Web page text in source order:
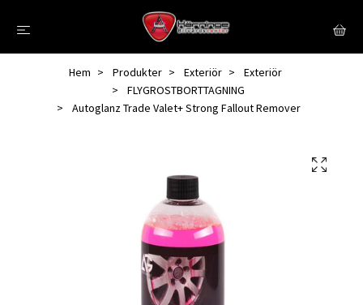
Hem Produkter Exteriör
Exteriör
FLYGROSTBORTTAGNING
Autoglanz Trade Valet+ Strong Fallout Remover